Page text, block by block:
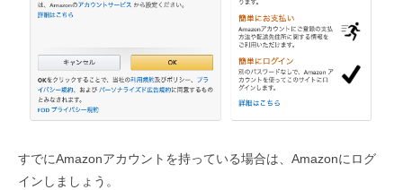
すでにAmazonアカウントを持っている場合は、Amazonにログ
インしましょう。